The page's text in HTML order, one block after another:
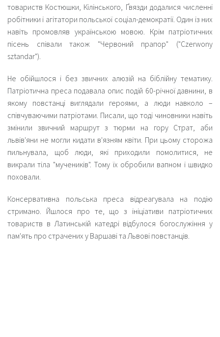
товариств Костюшки, Кілінського, Ґвязди додалися численні
робітники і агітатори польської соціал-демократії. Один із них
навіть промовляв українською мовою. Крім патріотичних
пісень співали також "Червоний прапор" ("Czerwony
sztandar").
Не обійшлося і без звичних алюзій на біблійну тематику.
Патріотична преса подавала опис подій 60-річної давнини, в
якому повстанці виглядали героями, а люди навколо –
співчуваючими патріотами. Писали, що тоді чиновники навіть
змінили звичний маршрут з тюрми на гору Страт, аби
львів'яни не могли кидати в'язням квіти. При цьому сторожа
пильнувала, щоб люди, які приходили помолитися, не
викрали тіла "мучеників". Тому їх обробили вапном і швидко
поховали.
Консервативна польська преса відреагувала на подію
стримано. Йшлося про те, що з ініціативи патріотичних
товариств в Латинській катедрі відбулося богослужіння у
пам'ять про страчених у Варшаві та Львові повстанців.